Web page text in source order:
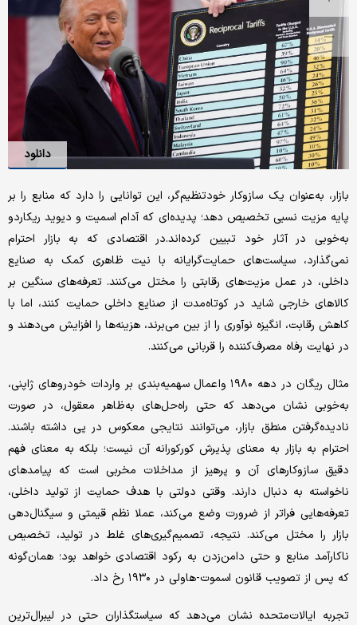
دانلود
بازار، به‌عنوان یک سازوکار خودتنظیم‌‌‌گر، این توانایی را دارد که منابع را بر
پایه مزیت نسبی تخصیص دهد؛ پدیده‌‌‌ای که آدام اسمیت و دیوید ریکاردو
به‌‌‌خوبی در آثار خود تبیین کرده‌‌‌اند.در اقتصادی که به بازار احترام
نمی‌‌‌گذارد، سیاست‌‌‌های حمایت‌‌‌گرایانه با نیت ظاهری کمک به صنایع
داخلی، در عمل مزیت‌‌‌های رقابتی را مختل می‌کنند. تعرفه‌‌‌های سنگین بر
کالاهای خارجی شاید در کوتاه‌‌‌مدت از صنایع داخلی حمایت کنند، اما با
کاهش رقابت، انگیزه نوآوری را از بین می‌‌‌برند، هزینه‌‌‌ها را افزایش می‌دهند و
در نهایت رفاه مصرف‌کننده را قربانی می‌کنند.
مثال ریگان در دهه ۱۹۸۰ واعمال سهمیه‌بندی بر واردات خودروهای ژاپنی،
به‌‌‌خوبی نشان می‌دهد که حتی راه‌‌‌حل‌‌‌های به‌‌‌ظاهر معقول، در صورت
نادیده‌‌‌گرفتن منطق بازار، می‌‌‌توانند نتایجی معکوس در پی داشته باشند.
احترام به بازار به معنای پذیرش کورکورانه آن نیست؛ بلکه به معنای فهم
دقیق سازوکارهای آن و پرهیز از مداخلات مخربی است که پیامدهای
ناخواسته به دنبال دارند. وقتی دولتی با هدف حمایت از تولید داخلی،
تعرفه‌‌‌هایی فراتر از ضرورت وضع می‌کند، عملا نظم قیمتی و سیگنال‌‌‌دهی
بازار را مختل می‌کند. نتیجه، تصمیم‌گیری‌‌‌های غلط در تولید، تخصیص
ناکارآمد منابع و حتی دامن‌‌‌زدن به رکود اقتصادی خواهد بود؛ همان‌‌‌گونه
که پس از تصویب قانون اسموت-هاولی در ۱۹۳۰ رخ داد.
تجربه ایالات‌‌‌متحده نشان می‌دهد که سیاستگذاران حتی در لیبرال‌‌‌ترین